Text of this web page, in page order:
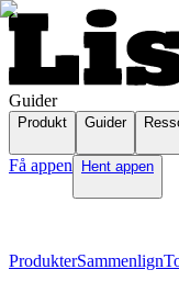
Guider
Produkt Guider
Få appen Hent appen
ProdukterSammenlign